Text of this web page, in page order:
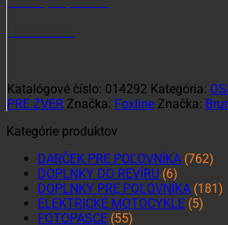
Katalógové číslo: 014292 Kategória:
PRE ZVER Značka: Foxline Značka:
Kategórie produktov
DARČEK PRE POĽOVNÍKA (762)
DOPLNKY DO REVÍRU (6)
DOPLNKY PRE POĽOVNÍKA (181)
ELEKTRICKÉ MOTOCYKLE (5)
FOTOPASCE (55)